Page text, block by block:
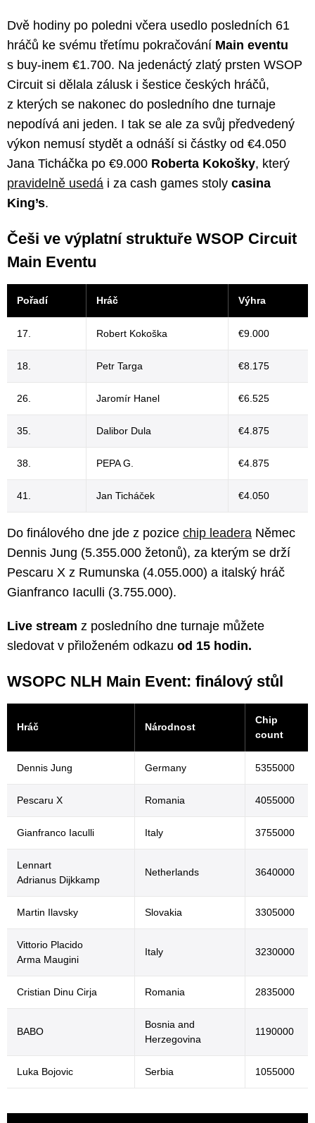
Dvě hodiny po poledni včera usedlo posledních 61
hráčů ke svému třetímu pokračování Main eventu
s buy-inem €1.700. Na jedenáctý zlatý prsten WSOP
Circuit si dělala zálusk i šestice českých hráčů,
z kterých se nakonec do posledního dne turnaje
nepodívá ani jeden. I tak se ale za svůj předvedený
výkon nemusí stydět a odnáší si částky od €4.050
Jana Ticháčka po €9.000 Roberta Kokošky, který
pravidelně usedá i za cash games stoly casina
King’s.
Češi ve výplatní struktuře WSOP Circuit
Main Eventu
Pořadí Hráč Výhra
17. Robert Kokoška €9.000
18. Petr Targa €8.175
26. Jaromír Hanel €6.525
35. Dalibor Dula €4.875
38. PEPA G. €4.875
41. Jan Ticháček €4.050
Do finálového dne jde z pozice chip leadera Němec
Dennis Jung (5.355.000 žetonů), za kterým se drží
Pescaru X z Rumunska (4.055.000) a italský hráč
Gianfranco Iaculli (3.755.000).
Live stream z posledního dne turnaje můžete
sledovat v přiloženém odkazu od 15 hodin.
WSOPC NLH Main Event: finálový stůl
Hráč Národnost
Chip
count
Dennis Jung Germany 5355000
Pescaru X Romania 4055000
Gianfranco Iaculli Italy 3755000
Lennart
Adrianus Dijkkamp
Netherlands 3640000
Martin Ilavsky Slovakia 3305000
Vittorio Placido
Arma Maugini
Italy 3230000
Cristian Dinu Cirja Romania 2835000
BABO
Bosnia and
Herzegovina
1190000
Luka Bojovic Serbia 1055000